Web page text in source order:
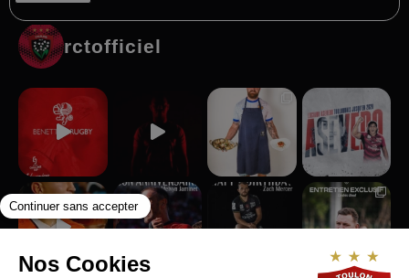
rctofficiel